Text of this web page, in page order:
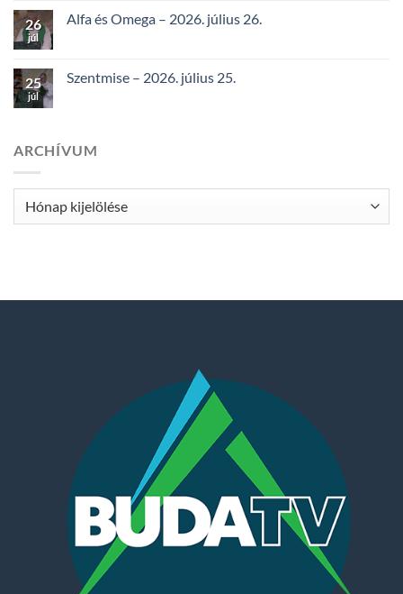
26
júl
Alfa és Omega – 2026. július 26.
25
júl
Szentmise – 2026. július 25.
ARCHÍVUM
Archívum